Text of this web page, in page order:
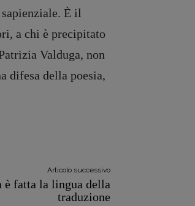
È il
a chi è precipitato
Valduga, non
difesa della poesia,
Articolo successivo
fatta la lingua della
traduzione